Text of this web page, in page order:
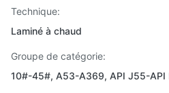
Technique:
Laminé à chaud
Groupe de catégorie:
10#-45#, A53-A369, API J55-API